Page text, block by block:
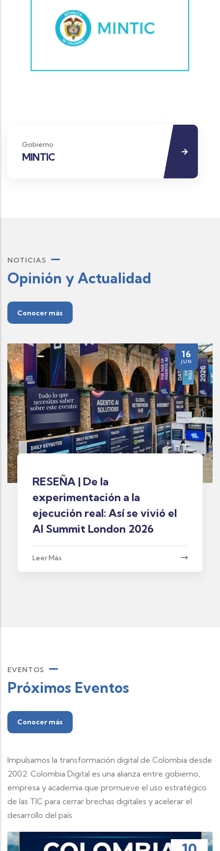
Gobierno
MINTIC
NOTICIAS
Opinión y Actualidad
Conocer más
16
JUN
la
a la
Así se vivió el
2026
RESEÑA |
DIGITAL:
consolida el
'Sociedad
EVENTOS
Próximos Eventos
Conocer más
Impulsamos la transformación digital de Colombia desde
2002. Colombia Digital es una alianza entre gobierno,
empresa y academia que promueve el uso estratégico
de las TIC para cerrar brechas digitales y acelerar el
desarrollo del país